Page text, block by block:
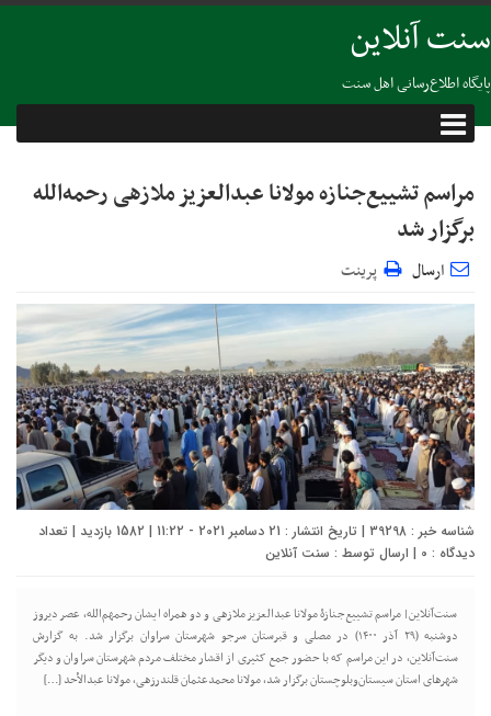
سنت آنلاین
پایگاه اطلاع‌رسانی اهل سنت
‌‌مراسم تشییع‌جنازه مولانا عبدالعزیز ملازهی رحمه‌الله
برگزار شد
ارسال پرینت
شناسه خبر : 39298 | تاریخ انتشار : 21 دسامبر 2021 - 11:22 | 1582 بازدید | تعداد
دیدگاه : 0 | ارسال توسط : سنت آنلاین
سنت‌آنلاین| مراسم تشییع‌جنازۀ مولانا عبدالعزیز ملازهی و دو همراه ایشان رحمهم‌الله، عصر دیروز
دوشنبه (۲۹ آذر ۱۴۰۰) در مصلی و قبرستان سرجو شهرستان سراوان برگزار شد. به گزارش
سنت‌آنلاین، در این مراسم که با حضور جمع کثیری از اقشار مختلف مردم شهرستان سراوان و دیگر
شهرهای استان سیستان‌وبلوچستان برگزار شد، مولانا محمدعثمان قلندرزهی، مولانا عبدالأحد […]